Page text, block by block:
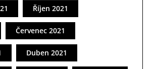
Říjen 2021
Červenec 2021
Duben 2021